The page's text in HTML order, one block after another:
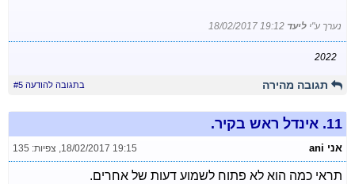
נערך ע"י ליעד 18/02/2017 19:12
2022
תגובה מהירה בתגובה להודעה #5
11. אינדל ראש בקיר.
אני ani 18/02/2017 19:15
, צפיות: 135
תראי כמה הוא לא פתוח לשמוע דעות של אחרים.